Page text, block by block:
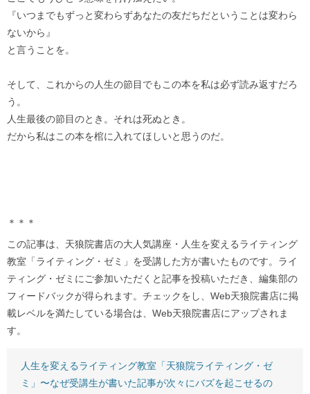
『いつまでもずっと変わらずあなたの友だちだということは変わら
ないから』
と言うことを。
そして、これからの人生の節目でもこの本を私は必ず読み返すだろ
う。
人生最後の節目のとき。それは死ぬとき。
だから私はこの本を棺に入れてほしいと思うのだ。
＊＊＊
この記事は、天狼院書店の大人気講座・人生を変えるライティング
教室「ライティング・ゼミ」を受講した方が書いたものです。ライ
ティング・ゼミにご参加いただくと記事を投稿いただき、編集部の
フィードバックが得られます。チェックをし、Web天狼院書店に掲
載レベルを満たしている場合は、Web天狼院書店にアップされま
す。
人生を変えるライティング教室「天狼院ライティング・ゼ
ミ」〜なぜ受講生が書いた記事が次々にバズを起こせるの